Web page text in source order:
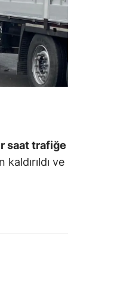
saat trafiğe
ve